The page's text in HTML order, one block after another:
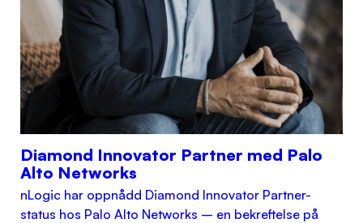
Diamond Innovator Partner med Palo
Alto Networks
nLogic har oppnådd Diamond Innovator Partner-
status hos Palo Alto Networks – en bekreftelse på